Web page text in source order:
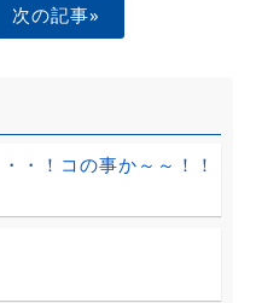
次の記事»
・！コの事か～～！！